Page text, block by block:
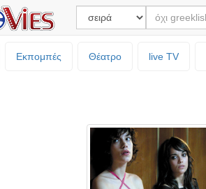
Εκπομπές Θέατρο live TV